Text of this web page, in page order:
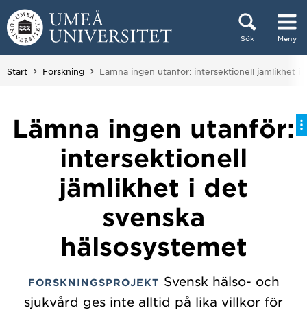
Hoppa direkt till innehållet
Sök Meny
Huvudmenyn dold.
Start Forskning Du är här:
Lämna ingen utanför: intersektionell jämlikhet i
Lämna ingen utanför:
intersektionell
jämlikhet i det
svenska
hälsosystemet
FORSKNINGSPROJEKT Svensk hälso- och
sjukvård ges inte alltid på lika villkor för